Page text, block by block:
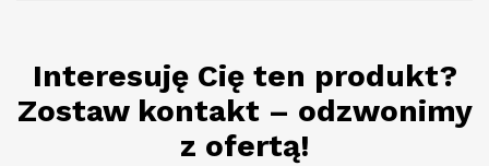
Interesuję Cię ten produkt?
Zostaw kontakt – odzwonimy
z ofertą!